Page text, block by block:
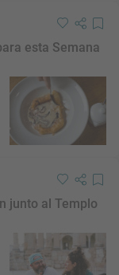
esta Semana
junto al Templo